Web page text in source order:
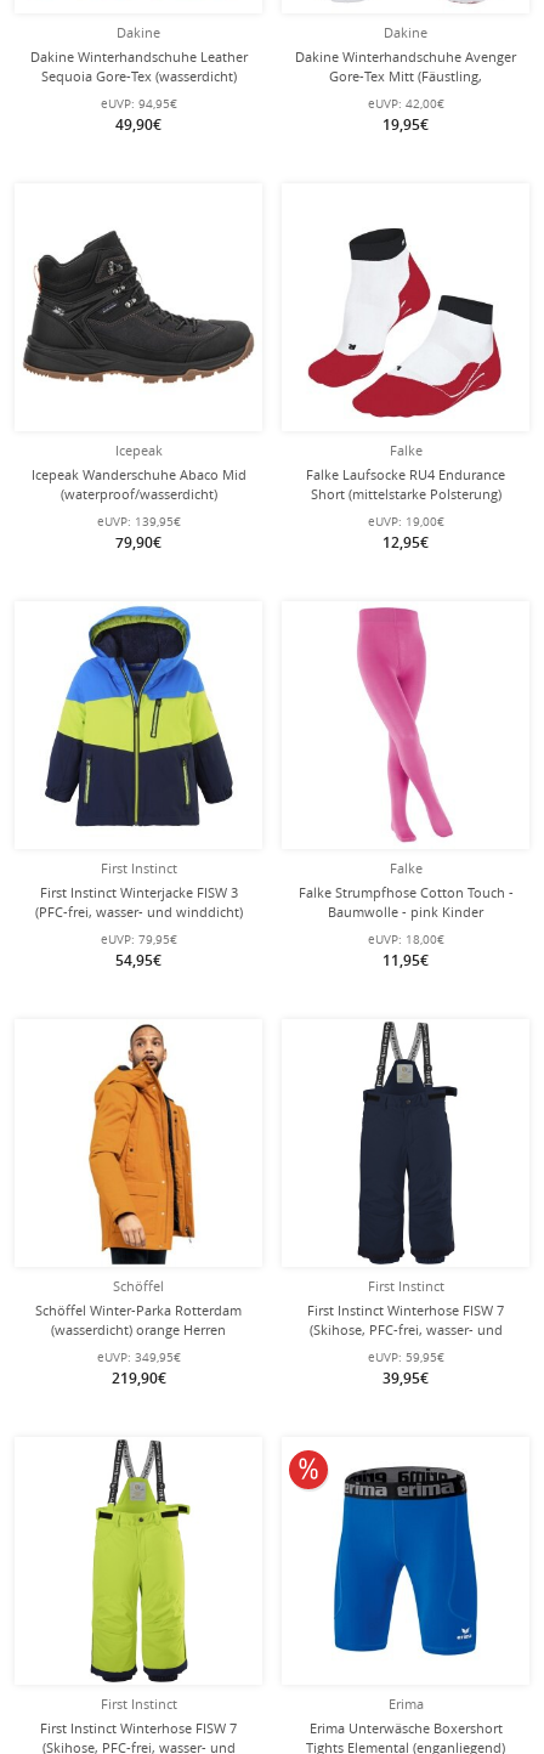
Dakine
Dakine Winterhandschuhe Leather
Sequoia Gore-Tex (wasserdicht)
dunkelrosa
eUVP: 94,95€
49,90€
Dakine
Dakine Winterhandschuhe Avenger
Gore-Tex Mitt (Fäustling,
wasserdicht) glacierweiss Kinder
eUVP: 42,00€
19,95€
Icepeak
Icepeak Wanderschuhe Abaco Mid
(waterproof/wasserdicht)
anthrazitgrau Herren
eUVP: 139,95€
79,90€
Falke
Falke Laufsocke RU4 Endurance
Short (mittelstarke Polsterung)
weiss/neonrot Herren - 1 Paar
eUVP: 19,00€
12,95€
First Instinct
First Instinct Winterjacke FISW 3
(PFC-frei, wasser- und winddicht)
neongelb/blau Kleinkinder
eUVP: 79,95€
54,95€
Falke
Falke Strumpfhose Cotton Touch -
Baumwolle - pink Kinder
eUVP: 18,00€
11,95€
Schöffel
Schöffel Winter-Parka Rotterdam
(wasserdicht) orange Herren
eUVP: 349,95€
219,90€
First Instinct
First Instinct Winterhose FISW 7
(Skihose, PFC-frei, wasser- und
winddicht) dunkelblau Kleinkinder
eUVP: 59,95€
39,95€
First Instinct
First Instinct Winterhose FISW 7
(Skihose, PFC-frei, wasser- und
Erima
Erima Unterwäsche Boxershort
Tights Elemental (enganliegend)
10% reduziert